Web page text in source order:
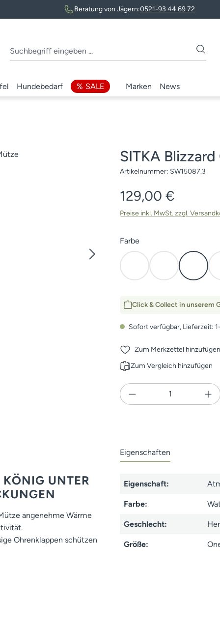
Beratung von Jägern:0521-93 44 69 72
Hundebedarf SALE Marken News
SITKA
Artikelnummer: SW15087.3
Regulärer Preis:
129,00 €
Preise inkl. MwSt. zzgl.
Farbeauswählen
Earth Elevated II
Click & Collect in unserem
Sofort verfügbar, Lieferzeit:
Zum Merkzettel hinzufügen
Zum Vergleich hinzufügen
Produkt Anzahl:
UNTER
angenehme Wärme
Ohrenklappen schützen
Eigenschaften
Eigenschaft:
Farbe:
Geschlecht:
Größe: